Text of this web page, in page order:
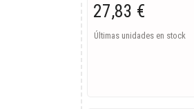
27,83 €
Últimas unidades en stock